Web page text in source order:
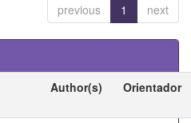
previous 1 next
Author(s) Orientador